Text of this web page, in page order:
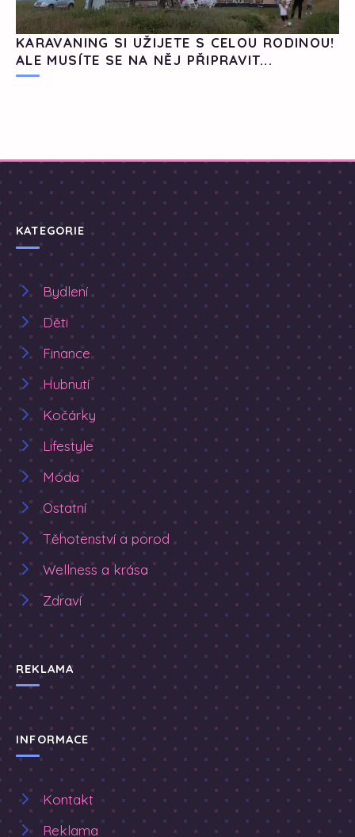
KARAVANING SI UŽIJETE S CELOU RODINOU!
ALE MUSÍTE SE NA NĚJ PŘIPRAVIT...
KATEGORIE
Bydlení
Děti
Finance
Hubnutí
Kočárky
Lifestyle
Móda
Ostatní
Těhotenství a porod
Wellness a krása
Zdraví
REKLAMA
INFORMACE
Kontakt
Reklama